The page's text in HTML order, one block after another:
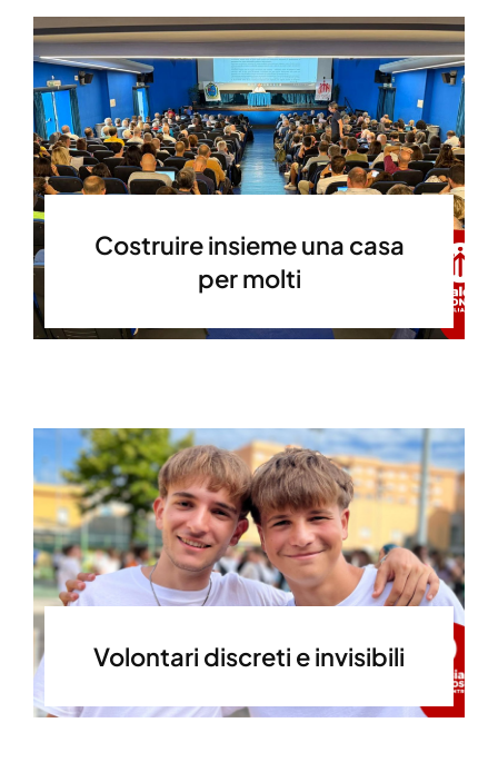
Costruire insieme una casa
per molti
Volontari discreti e invisibili